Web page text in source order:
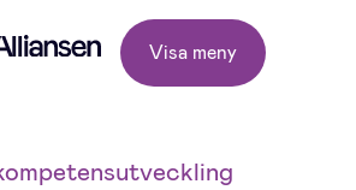
Visa meny